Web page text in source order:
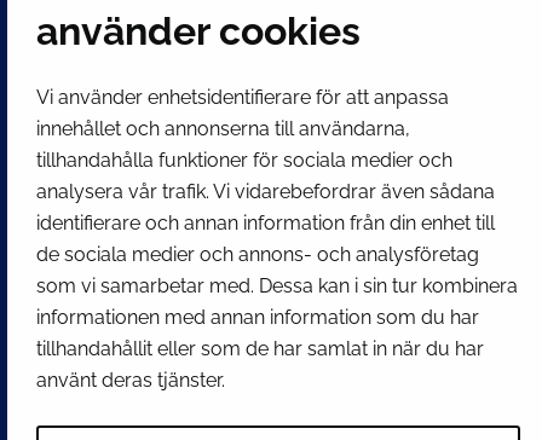
använder cookies
Vi använder enhetsidentifierare för att anpassa
innehållet och annonserna till användarna,
tillhandahålla funktioner för sociala medier och
analysera vår trafik. Vi vidarebefordrar även sådana
identifierare och annan information från din enhet till
de sociala medier och annons- och analysföretag
som vi samarbetar med. Dessa kan i sin tur kombinera
informationen med annan information som du har
tillhandahållit eller som de har samlat in när du har
använt deras tjänster.
Stadskansliets registratur
SNABBLÄNKAR
Visa mina inställningar för kakor
SOCIALA MEDIER
Facebook InstagramSpotify LinkedIn YouTube